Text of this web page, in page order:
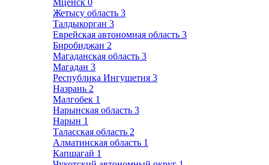
Мценск 0
Жетысу область 3
Талдыкорган 3
Еврейская автономная область 3
Биробиджан 2
Магаданская область 3
Магадан 3
Республика Ингушетия 3
Назрань 2
Малгобек 1
Нарынская область 3
Нарын 1
Таласская область 2
Алматинская область 1
Капшагай 1